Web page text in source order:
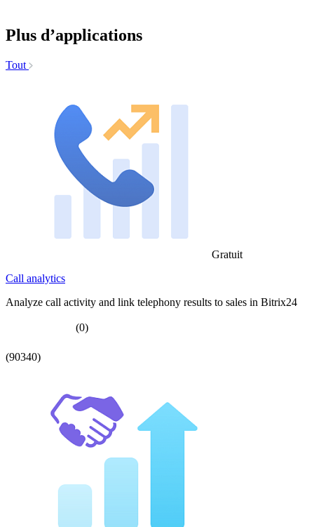
Plus d’applications
Tout
Gratuit
Call analytics
Analyze call activity and link telephony results to sales in Bitrix24
(0)
(90340)